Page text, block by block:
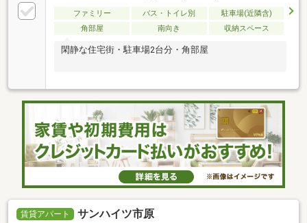
ファミリー バス・トイレ別
駐車場(近隣含)
角部屋
南向き 収納スペース
閑静な住宅街・駐車場2台分・角部屋
賃貸アパート サンハイツ市原